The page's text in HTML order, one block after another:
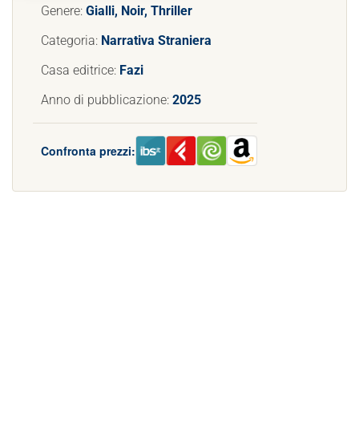
Genere: Gialli, Noir, Thriller
Categoria: Narrativa Straniera
Casa editrice: Fazi
Anno di pubblicazione: 2025
Confronta prezzi: